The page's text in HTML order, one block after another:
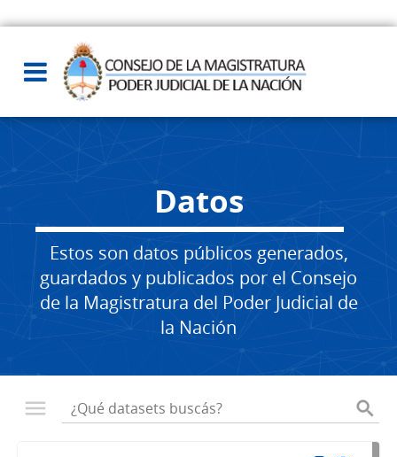
Datos
Estos son datos públicos generados,
guardados y publicados por el Consejo
de la Magistratura del Poder Judicial de
la Nación